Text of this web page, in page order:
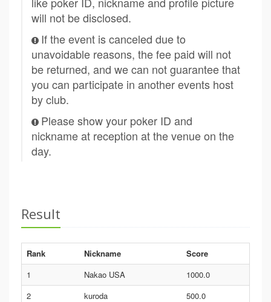
will not be disclosed.
If the event is canceled due to
unavoidable reasons, the fee paid will not
be returned, and we can not guarantee that
you can participate in another events host
by club.
Please show your poker ID and
nickname at reception at the venue on the
day.
Result
Rank Nickname
Score
1
Nakao USA
1000.0
2
kuroda
500.0